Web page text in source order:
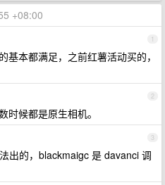
+08:00
1
基本都满足，之前红薯活动买的，
2
时候都是原生相机。
3
出的，blackmaigc 是 davanci 调